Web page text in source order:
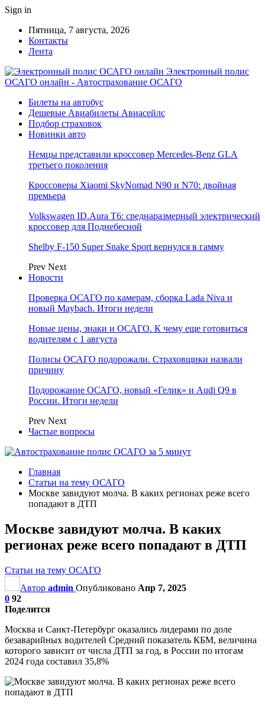
Sign in
Пятница, 7 августа, 2026
Контакты
Лента
Электронный полис
ОСАГО онлайн - Автострахование ОСАГО
Билеты на автобус
Дешевые Авиабилеты Авиасейлс
Подбор страховок
Новинки авто
Немцы представили кроссовер Mercedes-Benz GLA
третьего поколения
Кроссоверы Xiaomi SkyNomad N90 и N70: двойная
премьера
Volkswagen ID.Aura T6: среднаразмерный электрический
кроссовер для Поднебесной
Shelby F-150 Super Snake Sport вернулся в гамму
Prev Next
Новости
Проверка ОСАГО по камерам, сборка Lada Niva и
новый Maybach. Итоги недели
Новые цены, знаки и ОСАГО. К чему еще готовиться
водителям с 1 августа
Полисы ОСАГО подорожали. Страховщики назвали
причину
Подорожание ОСАГО, новый «Гелик» и Audi Q9 в
России. Итоги недели
Prev Next
Частые вопросы
Главная
Статьи на тему ОСАГО
Москве завидуют молча. В каких регионах реже всего
попадают в ДТП
Москве завидуют молча. В каких
регионах реже всего попадают в ДТП
Статьи на тему ОСАГО
Автор admin Опубликовано Апр 7, 2025
0 92
Поделится
Москва и Санкт-Петербург оказались лидерами по доле
безаварийных водителей Средний показатель КБМ, величина
которого зависит от числа ДТП за год, в России по итогам
2024 года составил 35,8%